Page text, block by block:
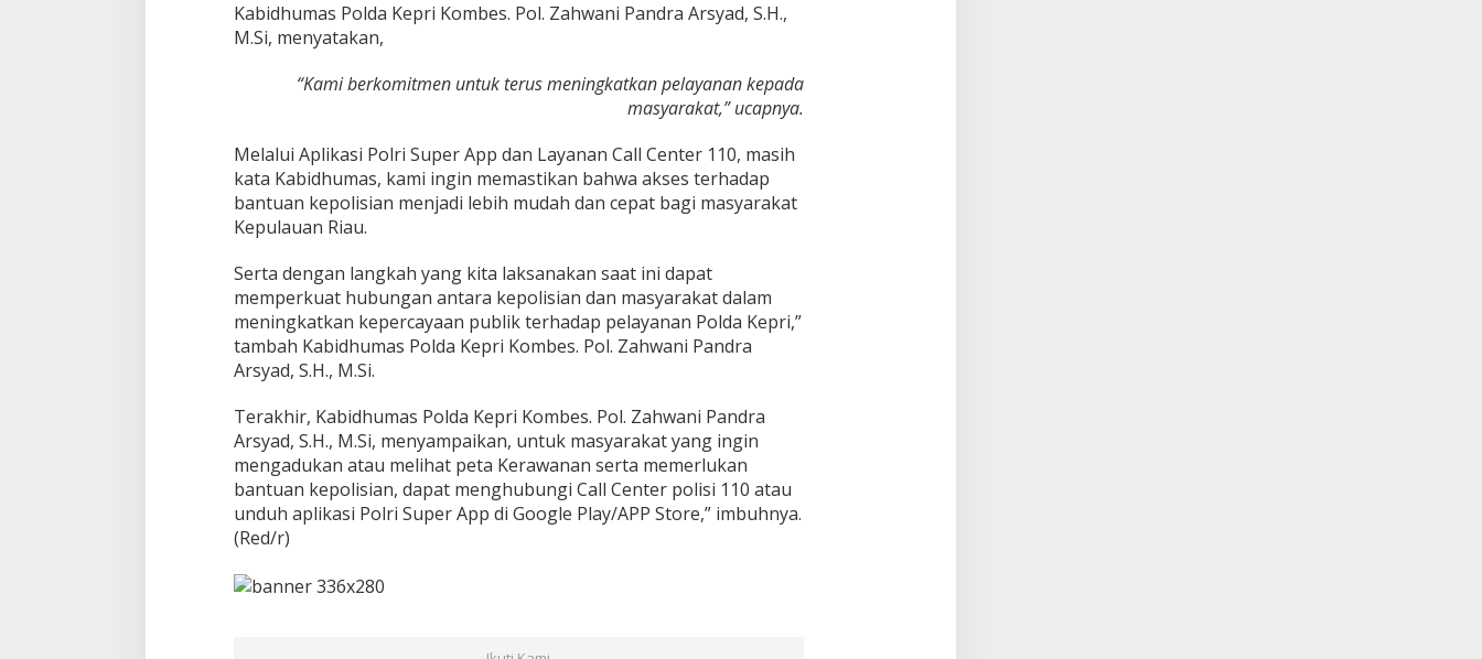
Kabidhumas Polda Kepri Kombes. Pol. Zahwani Pandra Arsyad, S.H.,
M.Si, menyatakan,
“Kami berkomitmen untuk terus meningkatkan pelayanan kepada
masyarakat,” ucapnya.
Melalui Aplikasi Polri Super App dan Layanan Call Center 110, masih
kata Kabidhumas, kami ingin memastikan bahwa akses terhadap
bantuan kepolisian menjadi lebih mudah dan cepat bagi masyarakat
Kepulauan Riau.
Serta dengan langkah yang kita laksanakan saat ini dapat
memperkuat hubungan antara kepolisian dan masyarakat dalam
meningkatkan kepercayaan publik terhadap pelayanan Polda Kepri,”
tambah Kabidhumas Polda Kepri Kombes. Pol. Zahwani Pandra
Arsyad, S.H., M.Si.
Terakhir, Kabidhumas Polda Kepri Kombes. Pol. Zahwani Pandra
Arsyad, S.H., M.Si, menyampaikan, untuk masyarakat yang ingin
mengadukan atau melihat peta Kerawanan serta memerlukan
bantuan kepolisian, dapat menghubungi Call Center polisi 110 atau
unduh aplikasi Polri Super App di Google Play/APP Store,” imbuhnya.
(Red/r)